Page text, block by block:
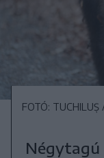
FOTÓ: TUCHILUȘ
Négytagú